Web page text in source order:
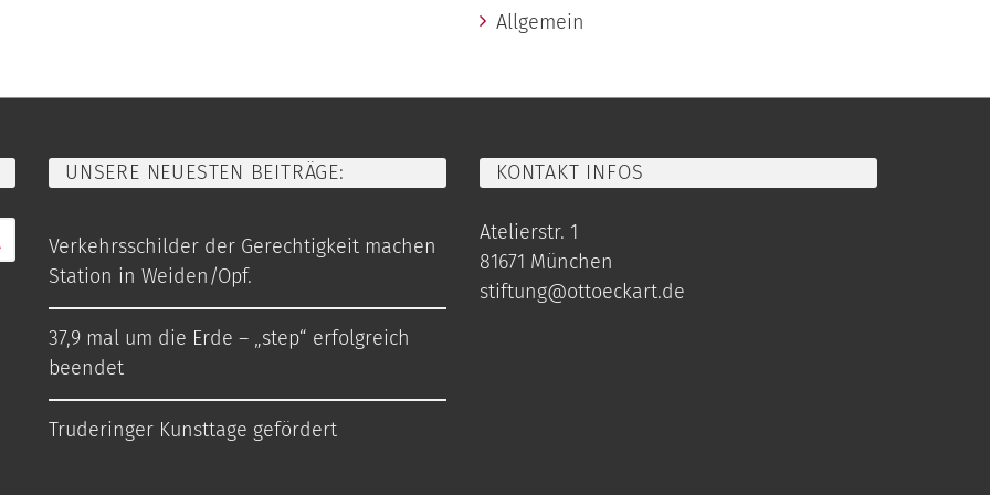
Allgemein
UNSERE NEUESTEN BEITRÄGE:
Verkehrsschilder der Gerechtigkeit machen
Station in Weiden/Opf.
37,9 mal um die Erde – „step“ erfolgreich
beendet
Truderinger Kunsttage gefördert
KONTAKT INFOS
Atelierstr. 1
81671 München
stiftung@ottoeckart.de